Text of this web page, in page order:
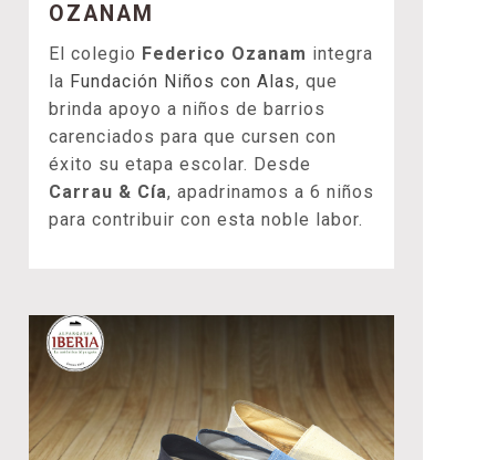
OZANAM
El colegio Federico Ozanam integra
la Fundación Niños con Alas, que
brinda apoyo a niños de barrios
carenciados para que cursen con
éxito su etapa escolar. Desde
Carrau & Cía, apadrinamos a 6 niños
para contribuir con esta noble labor.